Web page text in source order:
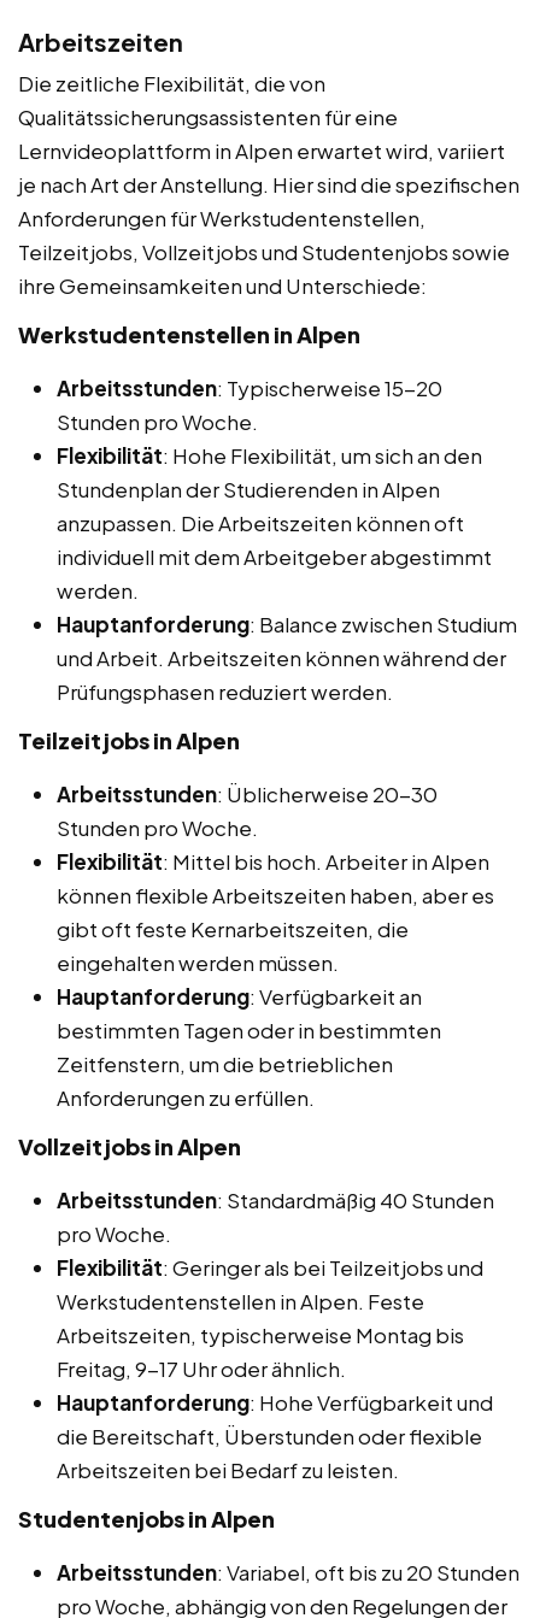
Arbeitszeiten
Die zeitliche Flexibilität, die von
Qualitätssicherungsassistenten für eine
Lernvideoplattform in Alpen erwartet wird, variiert
je nach Art der Anstellung. Hier sind die spezifischen
Anforderungen für Werkstudentenstellen,
Teilzeitjobs, Vollzeitjobs und Studentenjobs sowie
ihre Gemeinsamkeiten und Unterschiede:
Werkstudentenstellen in Alpen
Arbeitsstunden: Typischerweise 15-20
Stunden pro Woche.
Flexibilität: Hohe Flexibilität, um sich an den
Stundenplan der Studierenden in Alpen
anzupassen. Die Arbeitszeiten können oft
individuell mit dem Arbeitgeber abgestimmt
werden.
Hauptanforderung: Balance zwischen Studium
und Arbeit. Arbeitszeiten können während der
Prüfungsphasen reduziert werden.
Teilzeitjobs in Alpen
Arbeitsstunden: Üblicherweise 20-30
Stunden pro Woche.
Flexibilität: Mittel bis hoch. Arbeiter in Alpen
können flexible Arbeitszeiten haben, aber es
gibt oft feste Kernarbeitszeiten, die
eingehalten werden müssen.
Hauptanforderung: Verfügbarkeit an
bestimmten Tagen oder in bestimmten
Zeitfenstern, um die betrieblichen
Anforderungen zu erfüllen.
Vollzeitjobs in Alpen
Arbeitsstunden: Standardmäßig 40 Stunden
pro Woche.
Flexibilität: Geringer als bei Teilzeitjobs und
Werkstudentenstellen in Alpen. Feste
Arbeitszeiten, typischerweise Montag bis
Freitag, 9-17 Uhr oder ähnlich.
Hauptanforderung: Hohe Verfügbarkeit und
die Bereitschaft, Überstunden oder flexible
Arbeitszeiten bei Bedarf zu leisten.
Studentenjobs in Alpen
Arbeitsstunden: Variabel, oft bis zu 20 Stunden
pro Woche, abhängig von den Regelungen der